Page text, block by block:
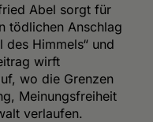
Abel sorgt für
tödlichen Anschlag
des Himmels“ und
wirft
wo die Grenzen
Meinungsfreiheit
verlaufen.